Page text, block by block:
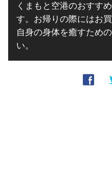
くまもと空港のおすす
す。お帰りの際にはお
自身の身体を癒すため
い。